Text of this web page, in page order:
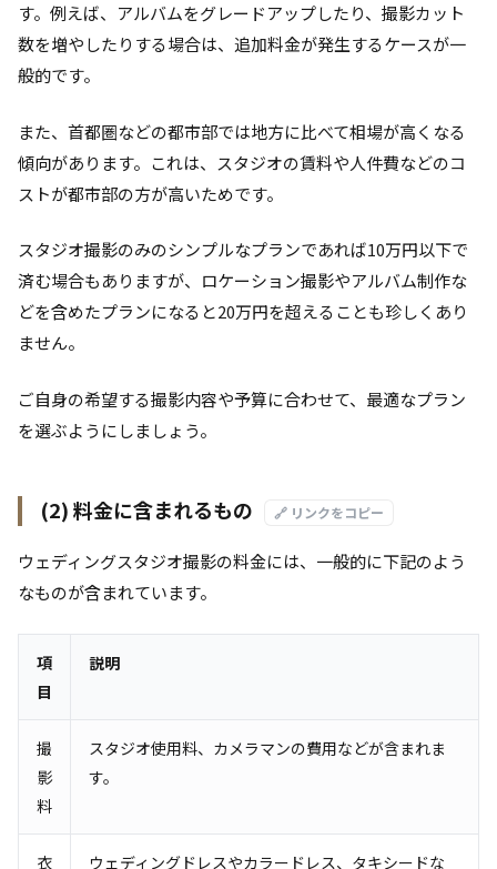
す。例えば、アルバムをグレードアップしたり、撮影カット
数を増やしたりする場合は、追加料金が発生するケースが一
般的です。
また、首都圏などの都市部では地方に比べて相場が高くなる
傾向があります。これは、スタジオの賃料や人件費などのコ
ストが都市部の方が高いためです。
スタジオ撮影のみのシンプルなプランであれば10万円以下で
済む場合もありますが、ロケーション撮影やアルバム制作な
どを含めたプランになると20万円を超えることも珍しくあり
ません。
ご自身の希望する撮影内容や予算に合わせて、最適なプラン
を選ぶようにしましょう。
(2) 料金に含まれるもの 🔗 リンクをコピー
ウェディングスタジオ撮影の料金には、一般的に下記のよう
なものが含まれています。
項
目
説明
撮
影
料
スタジオ使用料、カメラマンの費用などが含まれま
す。
衣 ウェディングドレスやカラードレス、タキシードな